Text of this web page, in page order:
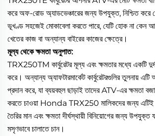
করে অফ-রোড অ্যাডভেঞ্চারের জন্য উপযুক্ত, নিশ্চিত করে
ভূখণ্ড সহজেই মোকাবেলা করতে পারে, যেটি হোক না কেন
খেতের কাজ বা অন্যান্য বাইরের কাজের ক্ষেত্রে।
মূল্য থেকে ক্ষমতা অনুপাত:
TRX250TM কার্বুরেটর মূল্য এবং ক্ষমতার মধ্যে একটি
করে। অন্যান্য অ্যাফটারমার্কেট কার্বুরেটরগুলির তুলনায় এটি
প্রদান করে, যা ব্যয়বহুল ছাড়াই তাদের ATV-এর ক্ষমতা
করতে চাওয়া Honda TRX250 মালিকদের জন্য এটিই
তৈরির মান এবং ক্ষমতা দীর্ঘস্থায়ী বিনিয়োগের জন্য উপযুক্ত
মসৃণভাবে চালাতে চান।